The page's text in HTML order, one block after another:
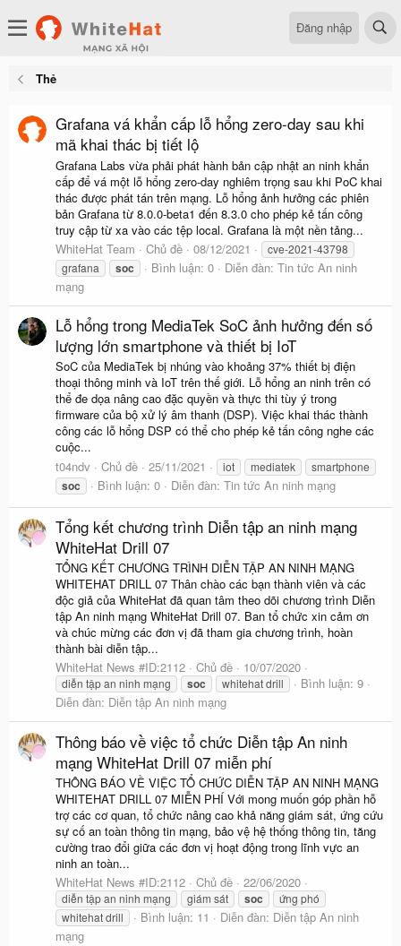
Đăng nhập
Thẻ
Grafana vá khẩn cấp lỗ hổng zero-day sau khi
mã khai thác bị tiết lộ
Grafana Labs vừa phải phát hành bản cập nhật an ninh khẩn
cấp để vá một lỗ hổng zero-day nghiêm trọng sau khi PoC khai
thác được phát tán trên mạng. Lỗ hổng ảnh hưởng các phiên
bản Grafana từ 8.0.0-beta1 đến 8.3.0 cho phép kẻ tấn công
truy cập từ xa vào các tệp local. Grafana là một nền tảng...
WhiteHat Team
Chủ đề 08/12/2021
cve-2021-43798
grafana
soc Bình luận: 0 Diễn đàn: Tin tức An ninh
mạng
Lỗ hổng trong MediaTek SoC ảnh hưởng đến số
lượng lớn smartphone và thiết bị IoT
SoC của MediaTek bị nhúng vào khoảng 37% thiết bị điện
thoại thông minh và IoT trên thế giới. Lỗ hổng an ninh trên có
thể đe dọa nâng cao đặc quyền và thực thi tùy ý trong
firmware của bộ xử lý âm thanh (DSP). Việc khai thác thành
công các lỗ hổng DSP có thể cho phép kẻ tấn công nghe các
cuộc...
t04ndv
Chủ đề 25/11/2021 iot mediatek smartphone
soc Bình luận: 0 Diễn đàn: Tin tức An ninh mạng
Tổng kết chương trình Diễn tập an ninh mạng
WhiteHat Drill 07
TỔNG KẾT CHƯƠNG TRÌNH DIỄN TẬP AN NINH MẠNG
WHITEHAT DRILL 07 Thân chào các bạn thành viên và các
độc giả của WhiteHat đã quan tâm theo dõi chương trình Diễn
tập An ninh mạng WhiteHat Drill 07. Ban tổ chức xin cảm ơn
và chúc mừng các đơn vị đã tham gia chương trình, hoàn
thành bài diễn tập...
WhiteHat News #ID:2112
Chủ đề 10/07/2020
diễn tập an ninh mạng soc whitehat drill
Bình luận: 9
Diễn đàn: Diễn tập An ninh mạng
Thông báo về việc tổ chức Diễn tập An ninh
mạng WhiteHat Drill 07 miễn phí
THÔNG BÁO VỀ VIỆC TỔ CHỨC DIỄN TẬP AN NINH MẠNG
WHITEHAT DRILL 07 MIỄN PHÍ Với mong muốn góp phần hỗ
trợ các cơ quan, tổ chức nâng cao khả năng giám sát, ứng cứu
sự cố an toàn thông tin mạng, bảo vệ hệ thống thông tin, tăng
cường trao đổi giữa các đơn vị hoạt động trong lĩnh vực an
ninh an toàn...
WhiteHat News #ID:2112
Chủ đề 22/06/2020
diễn tập an ninh mạng giám sát soc
ứng phó
whitehat drill
Bình luận: 11 Diễn đàn: Diễn tập An ninh
mạng